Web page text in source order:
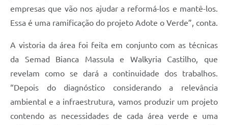
empresas que vão nos ajudar a reformá-los e mantê-los.
Essa é uma ramificação do projeto Adote o Verde”, conta.
A vistoria da área foi feita em conjunto com as técnicas
da Semad Bianca Massula e Walkyria Castilho, que
revelam como se dará a continuidade dos trabalhos.
“Depois do diagnóstico considerando a relevância
ambiental e a infraestrutura, vamos produzir um projeto
contendo as necessidades de cada área verde e uma